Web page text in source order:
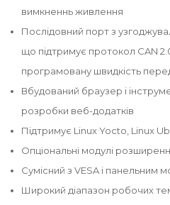
вимкненнь живлення
Послідовний порт з
що підтримує протокол CAN
програмовану швидкість
Вбудований браузер і
розробки веб-додатків
Підтримує Linux Yocto, Linux
Опціональні модулі
Сумісний з VESA і панельним
Широкий діапазон робочих